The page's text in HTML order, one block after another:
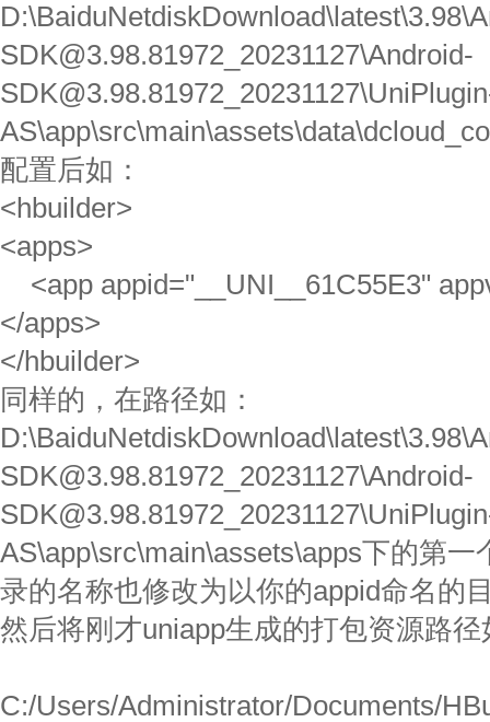
SDK@3.98.81972_20231127\Android-
配置后如：
<hbuilder>
<apps>
<app appid="__UNI__61C55E3"
</apps>
</hbuilder>
同样的，在路径如：
SDK@3.98.81972_20231127\Android-
AS\app\src\main\assets\apps下的第
录的名称也修改为以你的appid命名的
然后将刚才uniapp生成的打包资源路径
C:/Users/Administrator/Documents/